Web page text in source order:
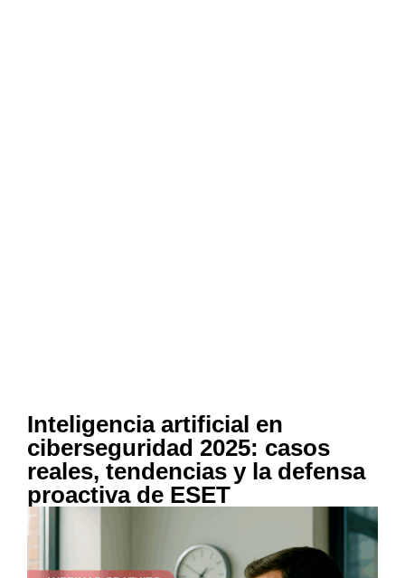
Inteligencia artificial en
ciberseguridad 2025: casos
reales, tendencias y la defensa
proactiva de ESET